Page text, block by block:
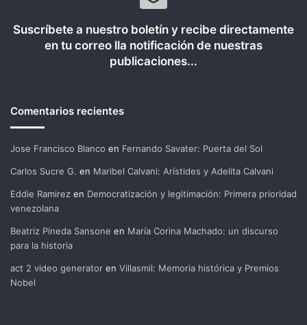
Suscríbete a nuestro boletín y recibe directamente
en tu correo lla notificación de nuestras
publicaciones...
Comentarios recientes
Jose Francisco Blanco en Fernando Savater: Puerta del Sol
Carlos Sucre G. en Maribel Calvani: Arístides y Adelita Calvani
Eddie Ramirez en Democratización y legitimación: Primera prioridad
venezolana
Beatriz Pineda Sansone en María Corina Machado: un discurso
para la historia
act 2 video generator en Villasmil: Memoria histórica y Premios
Nobel